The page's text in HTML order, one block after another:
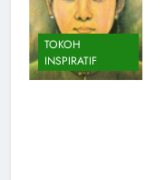
TOKOH
INSPIRATIF